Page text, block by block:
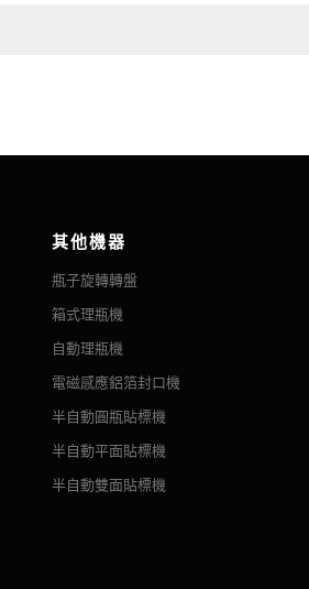
。
切成某種形狀。以捲筒形式提供，剝離塗層
置均勻、美觀、整齊； 適用於醫藥、化工
標機由伺服電機控制（標籤精度為1mm）
其他機器
瓶子旋轉轉盤
箱式理瓶機
自動理瓶機
電磁感應鋁箔封口機
半自動圓瓶貼標機
半自動平面貼標機
半自動雙面貼標機